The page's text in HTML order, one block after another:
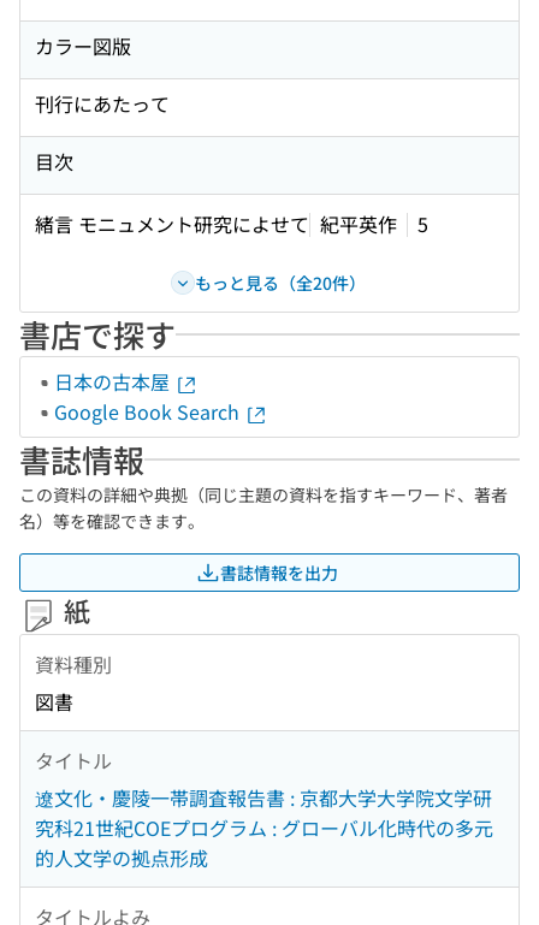
カラー図版
刊行にあたって
目次
緒言 モニュメント研究によせて 紀平英作 5
もっと見る（全20件）
書店で探す
日本の古本屋
Google Book Search
書誌情報
この資料の詳細や典拠（同じ主題の資料を指すキーワード、著者
名）等を確認できます。
書誌情報を出力
紙
資料種別
図書
タイトル
遼文化・慶陵一帯調査報告書 : 京都大学大学院文学研
究科21世紀COEプログラム : グローバル化時代の多元
的人文学の拠点形成
タイトルよみ